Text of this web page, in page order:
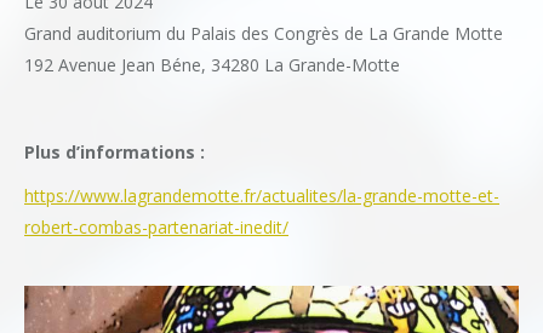
Grand auditorium du Palais des Congrès de La Grande Motte
192 Avenue Jean Béne, 34280 La Grande-Motte
Plus d’informations :
https://www.lagrandemotte.fr/actualites/la-grande-motte-et-
robert-combas-partenariat-inedit/